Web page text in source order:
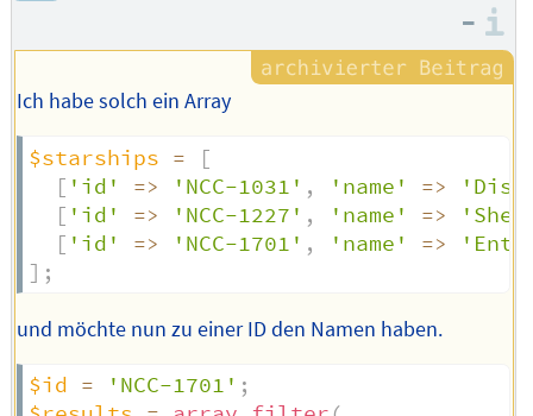
–
Ich habe solch ein Array
$starships =
[
[ 'id' => 'NCC-1031' , 'name' =>
[ 'id' => 'NCC-1227' , 'name' =>
[ 'id' => 'NCC-1701' , 'name' =>
] ;
und möchte nun zu einer ID den Namen haben.
$id = 'NCC-1701' ;